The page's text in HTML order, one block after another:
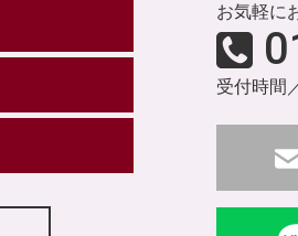
お気軽に
受付時間